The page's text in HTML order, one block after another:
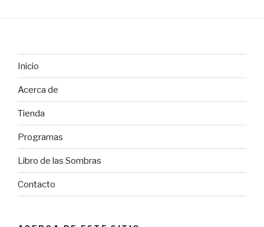
Inicio
Acerca de
Tienda
Programas
Libro de las Sombras
Contacto